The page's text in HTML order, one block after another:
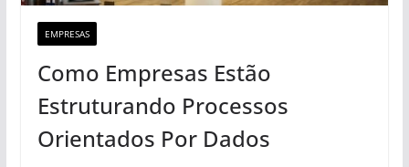
EMPRESAS
Como Empresas Estão
Estruturando Processos
Orientados Por Dados